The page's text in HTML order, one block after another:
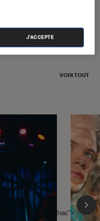
VOIR TOUT
l'Éclaireur fnac">
J'ACCEPTE